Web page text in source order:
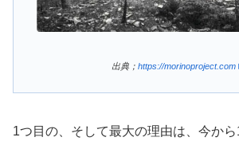
出典； https://morinoproject.com
1つ目の、そして最大の理由は、今か